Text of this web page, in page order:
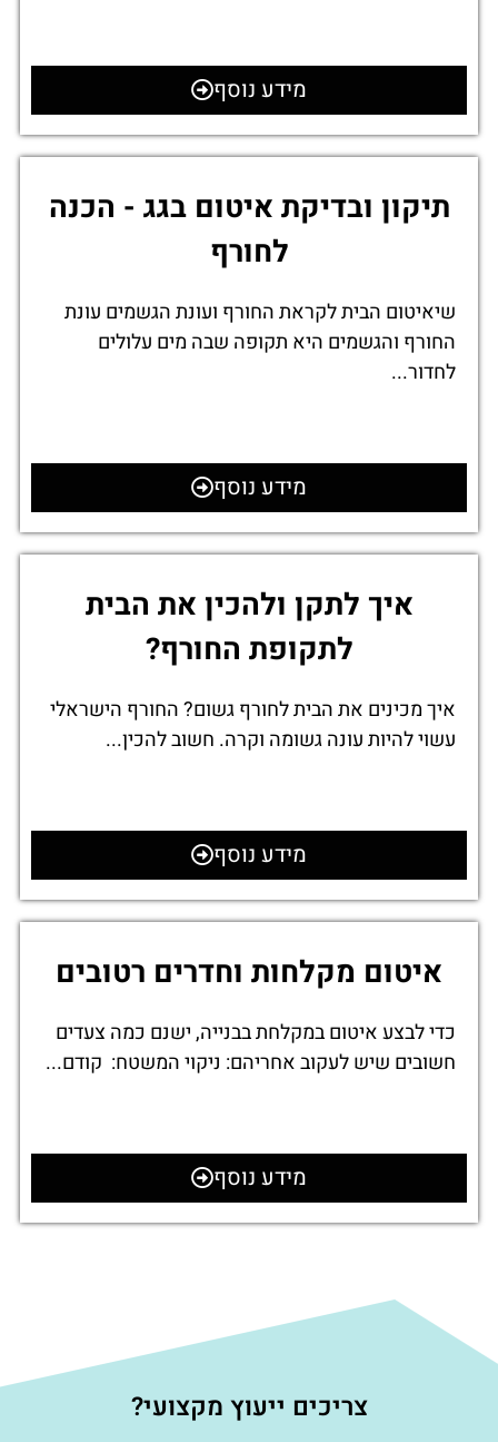
מידע נוסף
תיקון ובדיקת איטום בגג - הכנה
לחורף
שיאיטום הבית לקראת החורף ועונת הגשמים עונת
החורף והגשמים היא תקופה שבה מים עלולים
לחדור...
מידע נוסף
איך לתקן ולהכין את הבית
לתקופת החורף?
איך מכינים את הבית לחורף גשום? החורף הישראלי
עשוי להיות עונה גשומה וקרה. חשוב להכין...
מידע נוסף
איטום מקלחות וחדרים רטובים
כדי לבצע איטום במקלחת בבנייה, ישנם כמה צעדים
חשובים שיש לעקוב אחריהם: ניקוי המשטח: קודם...
מידע נוסף
צריכים ייעוץ מקצועי?